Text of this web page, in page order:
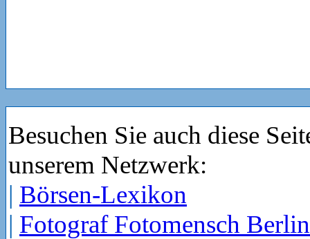
Besuchen Sie auch diese
unserem Netzwerk:
| Börsen-Lexikon
| Fotograf Fotomensch Berlin